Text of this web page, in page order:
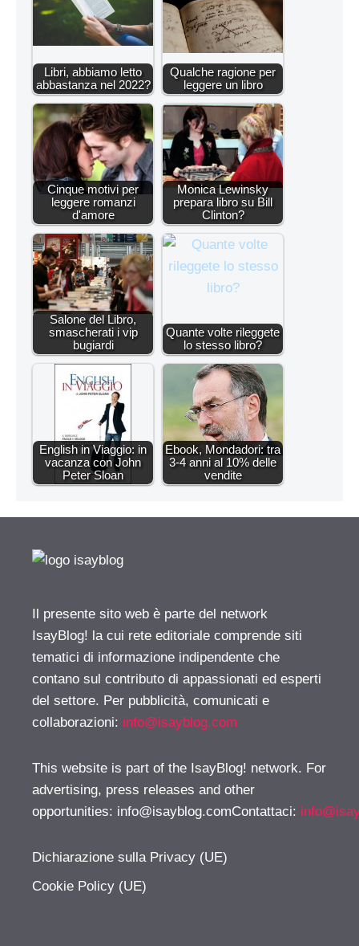
Libri, abbiamo letto
abbastanza nel 2022?
Qualche ragione per
leggere un libro
Cinque motivi per
leggere romanzi
d'amore
Monica Lewinsky
prepara libro su Bill
Clinton?
Salone del Libro,
smascherati i vip
bugiardi
Quante volte rileggete
lo stesso libro?
English in Viaggio: in
vacanza con John
Peter Sloan
Ebook, Mondadori: tra
3-4 anni al 10% delle
vendite
Il presente sito web è parte del network
IsayBlog! la cui rete editoriale comprende siti
tematici di informazione indipendente che
contano sul contributo di appassionati ed esperti
del settore. Per pubblicità, comunicati e
collaborazioni: info@isayblog.com
This website is part of the IsayBlog! network. For
advertising, press releases and other
opportunities: info@isayblog.comContattaci:
Dichiarazione sulla Privacy (UE)
Cookie Policy (UE)